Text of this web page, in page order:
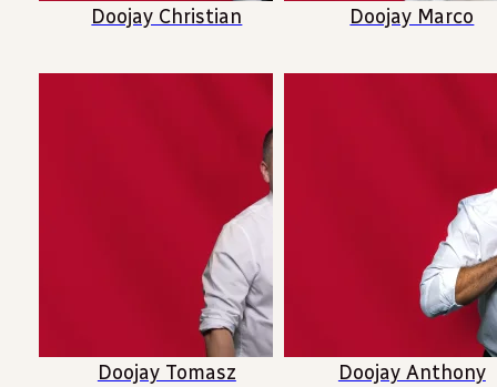
Doojay Christian Doojay Marco
Doojay Tomasz Doojay Anthony